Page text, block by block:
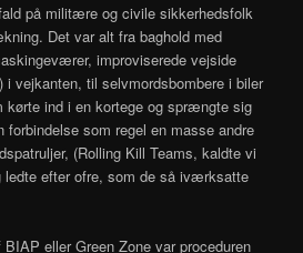
på militære og civile sikkerhedsfolk
Det var alt fra baghold med
improviserede vejside
i vejkanten, til selvmordsbombere i biler
kørte ind i en kortege og sprængte sig
som regel en masse andre
(Rolling Kill Teams, kaldte vi
ledte efter ofre, som de så iværksatte
eller Green Zone var proceduren